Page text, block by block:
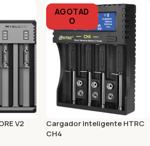
V2
AGOTAD
O
Cargador Inteligente HTRC
CH4